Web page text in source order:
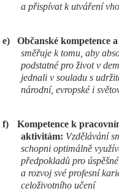
a přispívat k utváření
e) Občanské kompetence
směřuje k tomu, aby
podstatné pro život v
jednali v souladu s
národní, evropské i
f)
Kompetence k
aktivitám: Vzdělávání
schopni optimálně
předpokladů pro
a rozvoj své profesní
celoživotního učení